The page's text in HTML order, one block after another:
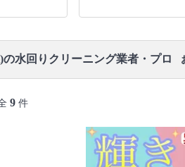
の水回りクリーニング業者・プロ
9 件